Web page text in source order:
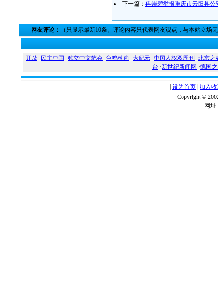
下一篇： 冉崇碧举报重庆市云阳县公
网友评论： （只显示最新10条。评论内容只代表网友观点，与本站立场
·开放 · 民主中国 ·独立中文笔会 ·争鸣动向 ·大纪元 ·中国人权双周刊 ·北京之
台 ·新世纪新闻网 ·德国
设为首页 加入
Copyright ©
网址